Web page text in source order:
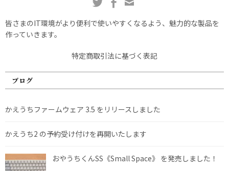
皆さまのIT環境がより便利で使いやすくなるよう、魅力的な製品を
作っていきます。
特定商取引法に基づく表記
ブログ
かえうちファームウェア 3.5 をリリースしました
かえうち2 の予約受け付けを再開いたします
おやうちくんSS《Small Space》 を発売しました！